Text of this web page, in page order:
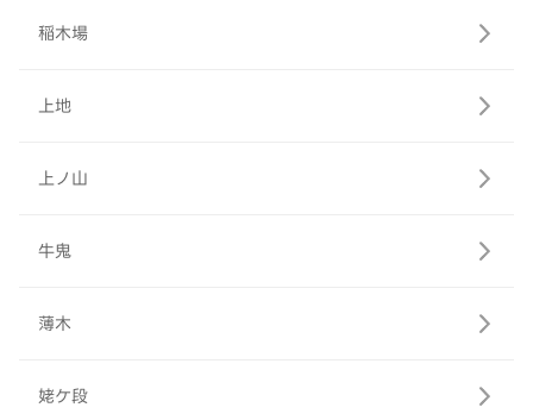
稲木場
上地
上ノ山
牛鬼
薄木
姥ケ段